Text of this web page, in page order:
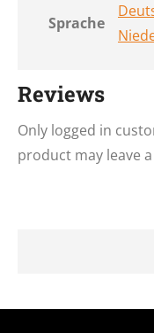
Sprache
Reviews
Only logged in
product may leave